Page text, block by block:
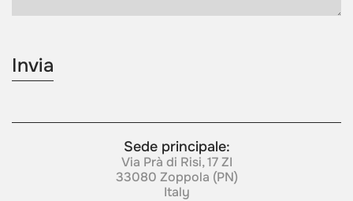
Sede principale:
Via Prà di Risi, 17 ZI
33080 Zoppola (PN)
Italy